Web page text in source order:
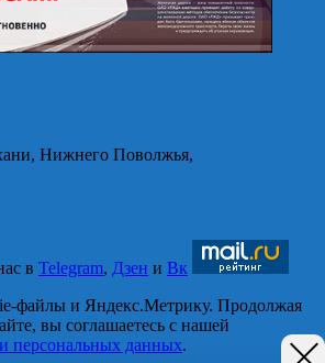
Нижнего Поволжья,
в Telegram, Дзен и Вк
файлы и Яндекс.Метрику. Продолжая
вы соглашаетесь с нашей
персональных данных.